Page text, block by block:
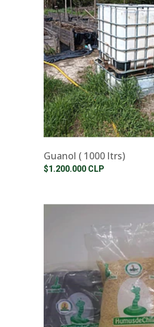
Guanol ( 1000 ltrs)
$1.200.000 CLP